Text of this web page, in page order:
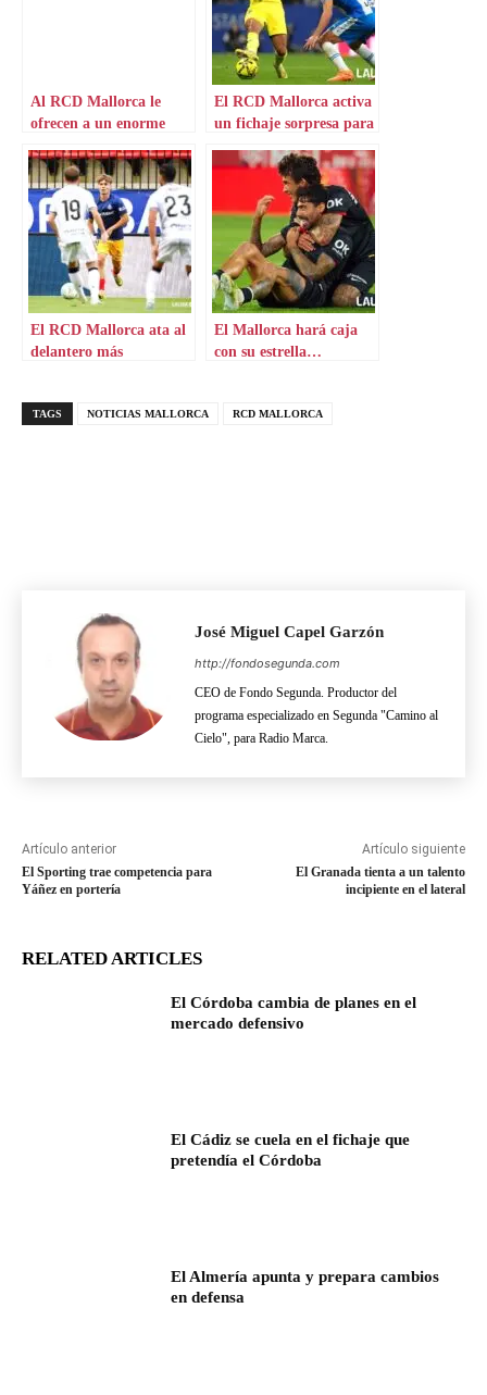
Al RCD Mallorca le
ofrecen a un enorme
El RCD Mallorca activa
un fichaje sorpresa para
El RCD Mallorca ata al
delantero más
El Mallorca hará caja
con su estrella…
TAGS NOTICIAS MALLORCA RCD MALLORCA
José Miguel Capel Garzón
http://fondosegunda.com
CEO de Fondo Segunda. Productor del
programa especializado en Segunda "Camino al
Cielo", para Radio Marca.
Artículo anterior
El Sporting trae competencia para
Yáñez en portería
Artículo siguiente
El Granada tienta a un talento
incipiente en el lateral
RELATED ARTICLES
El Córdoba cambia de planes en el
mercado defensivo
El Cádiz se cuela en el fichaje que
pretendía el Córdoba
El Almería apunta y prepara cambios
en defensa